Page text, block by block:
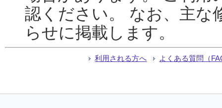
認ください。 なお、主な
らせに掲載します。
利用される方へ よくある質問（